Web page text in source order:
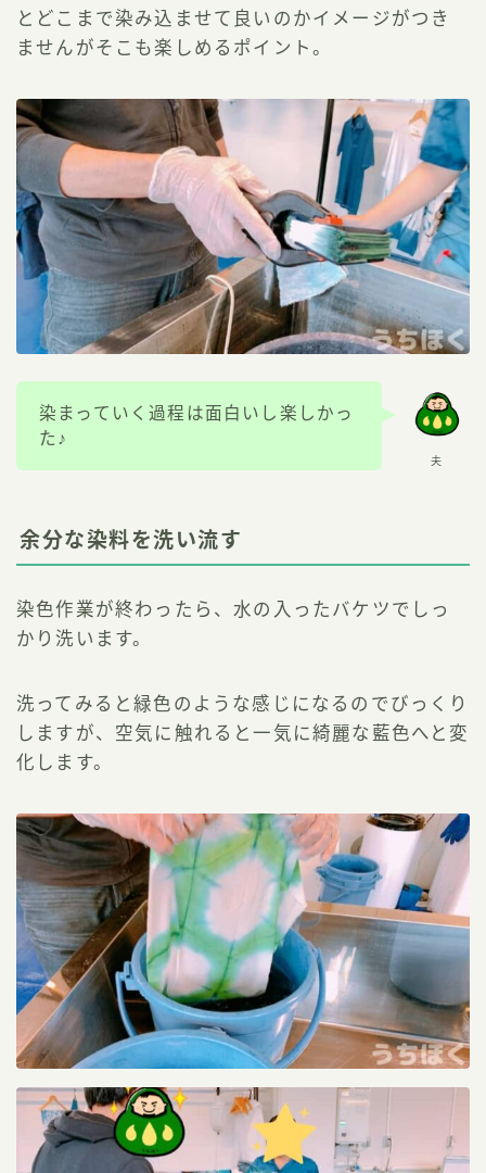
とどこまで染み込ませて良いのかイメージがつき
ませんがそこも楽しめるポイント。
夫
染まっていく過程は面白いし楽しかっ
た♪
余分な染料を洗い流す
染色作業が終わったら、水の入ったバケツでしっ
かり洗います。
洗ってみると緑色のような感じになるのでびっくり
しますが、空気に触れると一気に綺麗な藍色へと変
化します。